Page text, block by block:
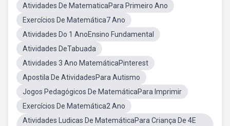
Atividades De MatematicaPara Primeiro Ano
Exercícios De Matemática7 Ano
Atividades Do 1 AnoEnsino Fundamental
Atividades DeTabuada
Atividades 3 Ano MatemáticaPinterest
Apostila De AtividadesPara Autismo
Jogos Pedagógicos De MatemáticaPara Imprimir
Exercícios De Matemática2 Ano
Atividades Ludicas De MatemáticaPara Criança De 4E